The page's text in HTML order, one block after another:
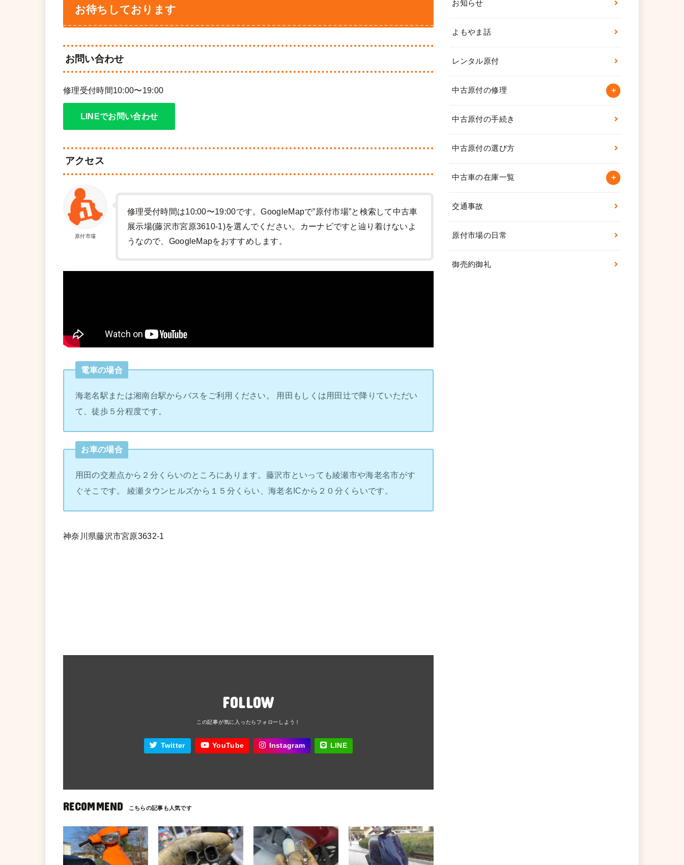
お待ちしております
お問い合わせ
修理受付時間10:00〜19:00
LINEでお問い合わせ
アクセス
原付市場
修理受付時間は10:00〜19:00です。GoogleMapで”原付市場”と検索して中古車
展示場(藤沢市宮原3610-1)を選んでください。カーナビですと辿り着けないよ
うなので、GoogleMapをおすすめします。
電車の場合
海老名駅または湘南台駅からバスをご利用ください。 用田もしくは用田辻で降りていただい
て、徒歩５分程度です。
お車の場合
用田の交差点から２分くらいのところにあります。藤沢市といっても綾瀬市や海老名市がす
ぐそこです。 綾瀬タウンヒルズから１５分くらい、海老名ICから２０分くらいです。
神奈川県藤沢市宮原3632-1
FOLLOW
Twitter YouTube Instagram LINE
RECOMMEND
お知らせ
よもやま話
レンタル原付
中古原付の修理
中古原付の手続き
中古原付の選び方
中古車の在庫一覧
交通事故
原付市場の日常
御売約御礼